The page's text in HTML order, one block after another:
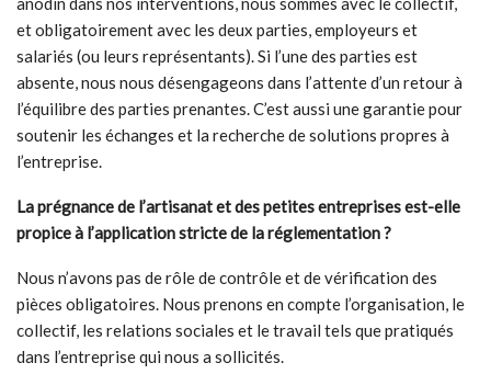
et obligatoirement avec les deux parties, employeurs et
salariés (ou leurs représentants). Si l’une des parties est
absente, nous nous désengageons dans l’attente d’un retour à
l’équilibre des parties prenantes. C’est aussi une garantie pour
soutenir les échanges et la recherche de solutions propres à
l’entreprise.
La prégnance de l’artisanat et des petites entreprises est-elle
propice à l’application stricte de la réglementation ?
Nous n’avons pas de rôle de contrôle et de vérification des
pièces obligatoires. Nous prenons en compte l’organisation, le
collectif, les relations sociales et le travail tels que pratiqués
dans l’entreprise qui nous a sollicités.